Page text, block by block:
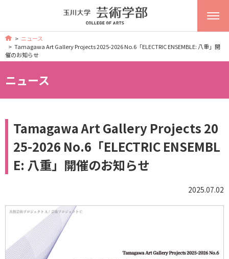
ニュース
Tamagawa Art Gallery Projects 2025-2026 No.6「ELECTRIC ENSEMBLE: 八重」開
催のお知らせ
ニュース
Tamagawa Art Gallery Projects 20
25-2026 No.6「ELECTRIC ENSEMBL
E: 八重」開催のお知らせ
2025.07.02